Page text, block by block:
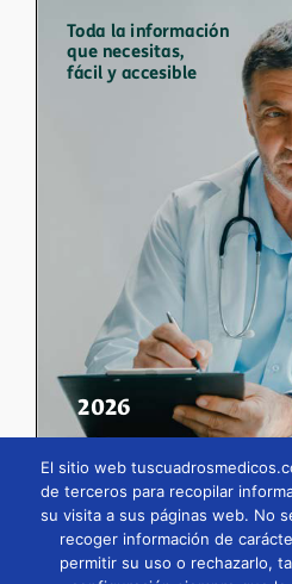
Página1/35
El sitio web
de terceros para recopilar
su visita a sus páginas web. No
recoger información de
permitir su uso o rechazarlo,